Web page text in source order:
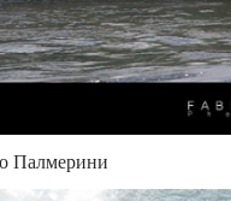
Палмерини